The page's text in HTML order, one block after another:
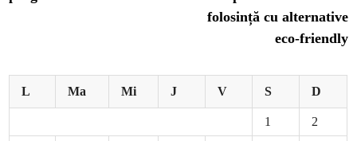
articole
folosință cu alternative
eco-friendly
L Ma Mi J V S D
1 2